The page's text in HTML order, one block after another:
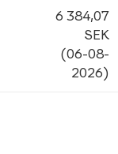
6 384,07
SEK
(06-08-
2026)